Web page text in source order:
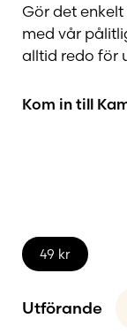
49 kr
Gör det
med vår
alltid redo för
Kom in till
Utförande